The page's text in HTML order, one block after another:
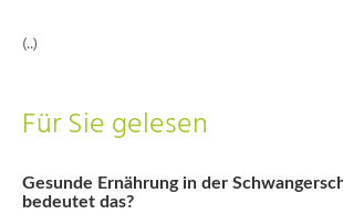
(..)
Für Sie gelesen
Gesunde Ernährung in der
bedeutet das?